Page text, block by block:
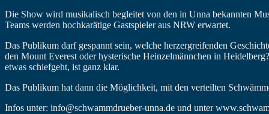
Die Show wird musikalisch begleitet von den in Unna bekannten
Teams werden hochkarätige Gastspieler aus NRW erwartet.
Das Publikum darf gespannt sein, welche herzergreifenden
den Mount Everest oder hysterische Heinzelmännchen in
etwas schiefgeht, ist ganz klar.
Das Publikum hat dann die Möglichkeit, mit den verteilten
Infos unter: info@schwammdrueber-unna.de und unter